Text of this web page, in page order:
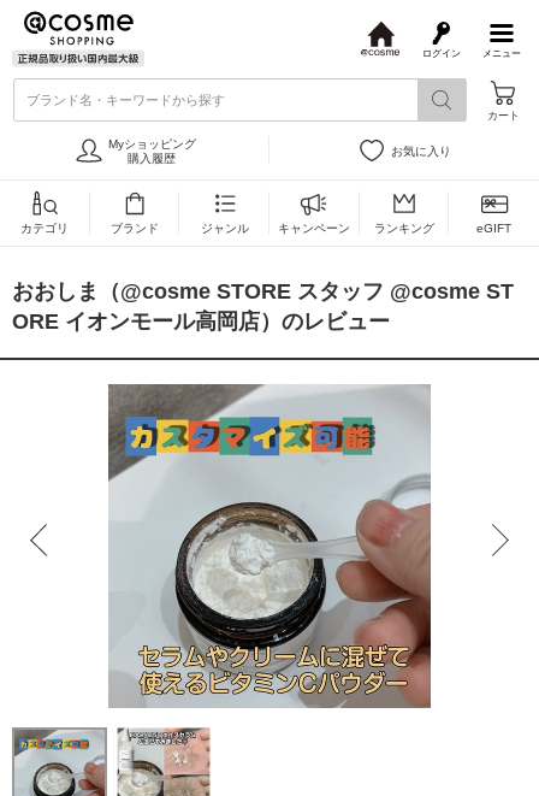
メニュー
ログイン
s
ブランド名・キーワードから探す
カート
Myショッピング
購入履歴
お気に入り
カテゴリ ブランド ジャンル キャンペーン ランキング eGIFT
おおしま（@cosme STORE スタッフ @cosme ST
ORE イオンモール高岡店）のレビュー